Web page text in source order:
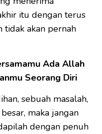
itu dengan terus
tidak akan pernah
Ada Allah
Seorang Diri
sebuah masalah,
maka jangan
dengan penuh